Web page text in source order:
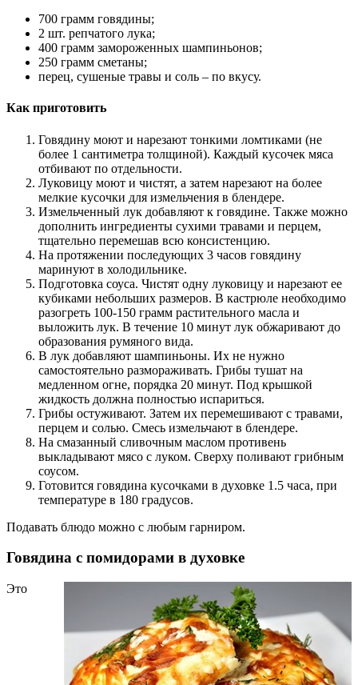
700 грамм говядины;
2 шт. репчатого лука;
400 грамм замороженных шампиньонов;
250 грамм сметаны;
перец, сушеные травы и соль – по вкусу.
Как приготовить
Говядину моют и нарезают тонкими ломтиками (не
более 1 сантиметра толщиной). Каждый кусочек мяса
отбивают по отдельности.
Луковицу моют и чистят, а затем нарезают на более
мелкие кусочки для измельчения в блендере.
Измельченный лук добавляют к говядине. Также можно
дополнить ингредиенты сухими травами и перцем,
тщательно перемешав всю консистенцию.
На протяжении последующих 3 часов говядину
маринуют в холодильнике.
Подготовка соуса. Чистят одну луковицу и нарезают ее
кубиками небольших размеров. В кастрюле необходимо
разогреть 100-150 грамм растительного масла и
выложить лук. В течение 10 минут лук обжаривают до
образования румяного вида.
В лук добавляют шампиньоны. Их не нужно
самостоятельно размораживать. Грибы тушат на
медленном огне, порядка 20 минут. Под крышкой
жидкость должна полностью испариться.
Грибы остуживают. Затем их перемешивают с травами,
перцем и солью. Смесь измельчают в блендере.
На смазанный сливочным маслом противень
выкладывают мясо с луком. Сверху поливают грибным
соусом.
Готовится говядина кусочками в духовке 1.5 часа, при
температуре в 180 градусов.
Подавать блюдо можно с любым гарниром.
Говядина с помидорами в духовке
Это